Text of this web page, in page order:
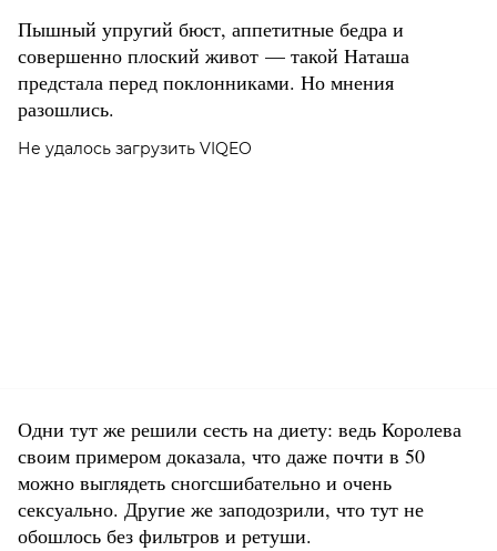
Пышный упругий бюст, аппетитные бедра и
совершенно плоский живот — такой Наташа
предстала перед поклонниками. Но мнения
разошлись.
Не удалось загрузить VIQEO
Одни тут же решили сесть на диету: ведь Королева
своим примером доказала, что даже почти в 50
можно выглядеть сногсшибательно и очень
сексуально. Другие же заподозрили, что тут не
обошлось без фильтров и ретуши.